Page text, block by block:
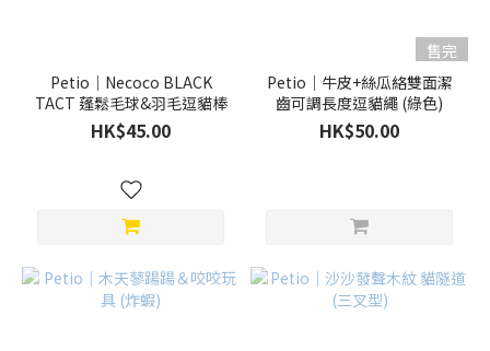
Petio｜Necoco BLACK
TACT 蓬鬆毛球&羽毛逗貓棒
HK$45.00
售完
Petio｜牛皮+絲瓜絡雙面潔
齒可調長度逗貓繩 (綠色)
HK$50.00